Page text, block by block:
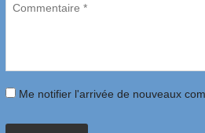
Me notifier l'arrivée de nouveaux